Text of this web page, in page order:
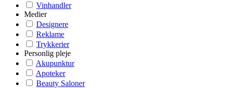
Vinhandler
Medier
Designere
Reklame
Trykkerier
Personlig pleje
Akupunktur
Apoteker
Beauty Saloner